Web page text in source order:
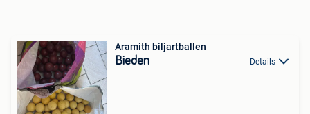
Aramith biljartballen
Bieden Details